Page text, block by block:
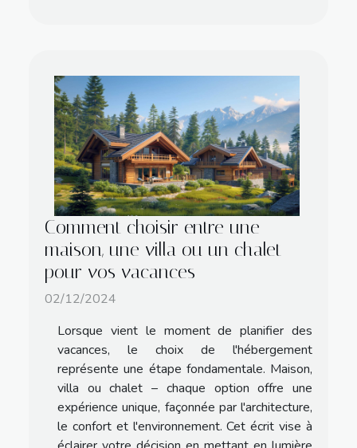
Comment choisir entre une
maison, une villa ou un chalet
pour vos vacances
02/12/2024
Lorsque vient le moment de planifier des
vacances, le choix de l'hébergement
représente une étape fondamentale. Maison,
villa ou chalet – chaque option offre une
expérience unique, façonnée par l'architecture,
le confort et l'environnement. Cet écrit vise à